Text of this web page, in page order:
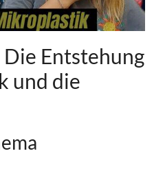
Entstehung
und die